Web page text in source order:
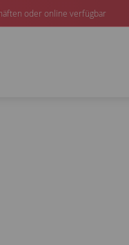
oder online verfügbar